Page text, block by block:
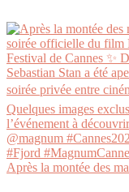
Après la montée des